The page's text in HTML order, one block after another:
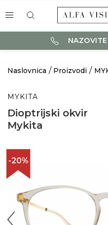
Naslovnica Proizvodi
MYKITA
Dioptrijski okvir
Mykita
-20%